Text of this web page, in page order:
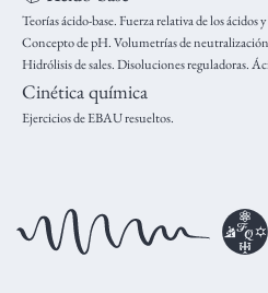
Teorías ácido-base. Fuerza relativa de los ácidos
Concepto de pH. Volumetrías de neutralización
Hidrólisis de sales. Disoluciones reguladoras.
Cinética química
Ejercicios de EBAU resueltos.